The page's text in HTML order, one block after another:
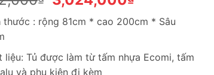
gốc
là:
hiện
tại
3,024,000₫.
thước : rộng 81cm * cao 200cm * Sâu
liệu: Tủ được làm từ tấm nhựa Ecomi, tấm
và phụ kiện đi kèm